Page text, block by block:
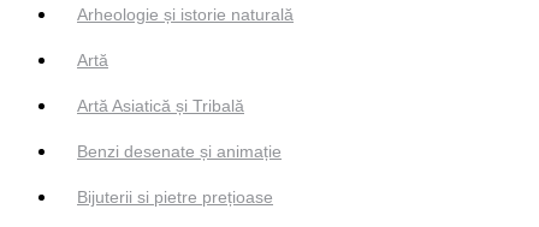
Arheologie și istorie naturală
Artă
Artă Asiatică și Tribală
Benzi desenate și animație
Bijuterii si pietre prețioase